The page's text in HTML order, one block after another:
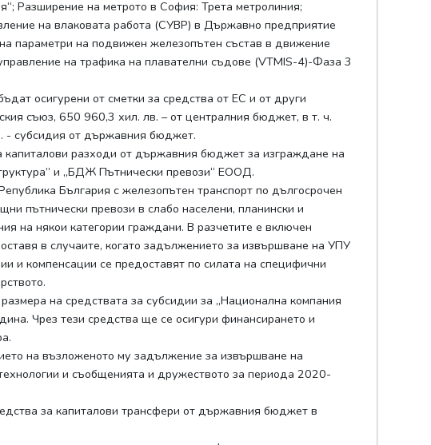
Разширение на метрото в София: Трета метролиния;
на влаковата работа (СУВР) в Държавно предприятие
параметри на подвижен железопътен състав в движение
на трафика на плавателни съдове (VTMIS-4)-Фаза 3
осигурени от сметки за средства от ЕС и от други
съюз, 650 960,3 хил. лв. – от централния бюджет, в т. ч.
- субсидия от държавния бюджет.
разходи от държавния бюджет за изграждане на
и „БДЖ Пътнически превози“ ЕООД.
България с железопътен транспорт по дългосрочен
пътнически превози в слабо населени, планински и
на някои категории граждани. В разчетите е включен
в случаите, когато задължението за извършване на УПУ
и компенсации се предоставят по силата на специфични
на средствата за субсидии за „Национална компания
Чрез тези средства ще се осигури финансирането и
на възложеното му задължение за извършване на
и съобщенията и дружеството за периода 2020-
за капиталови трансфери от държавния бюджет в